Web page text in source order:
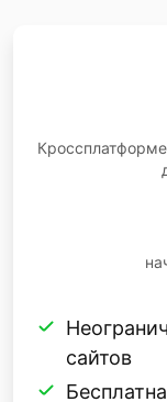
сайтов